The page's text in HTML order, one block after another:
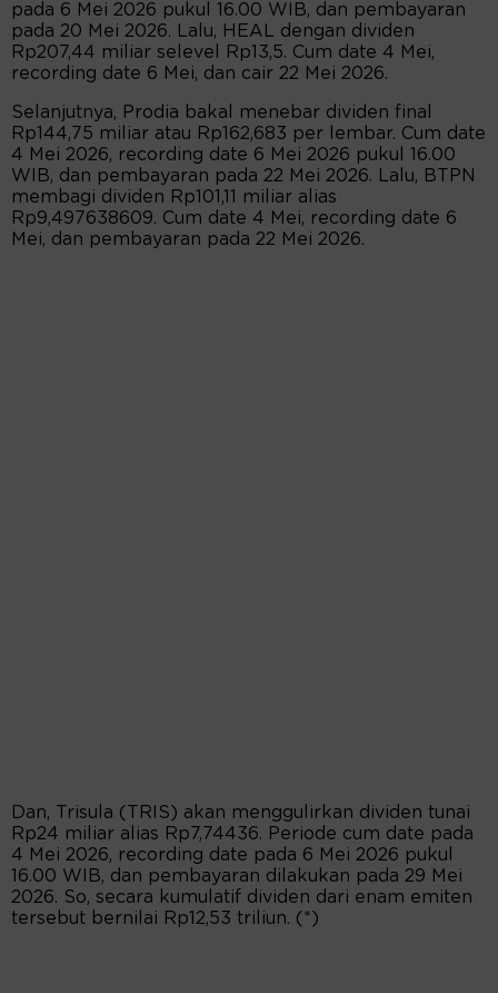
pada 6 Mei 2026 pukul 16.00 WIB, dan pembayaran
pada 20 Mei 2026. Lalu, HEAL dengan dividen
Rp207,44 miliar selevel Rp13,5. Cum date 4 Mei,
recording date 6 Mei, dan cair 22 Mei 2026.
Selanjutnya, Prodia bakal menebar dividen final
Rp144,75 miliar atau Rp162,683 per lembar. Cum date
4 Mei 2026, recording date 6 Mei 2026 pukul 16.00
WIB, dan pembayaran pada 22 Mei 2026. Lalu, BTPN
membagi dividen Rp101,11 miliar alias
Rp9,497638609. Cum date 4 Mei, recording date 6
Mei, dan pembayaran pada 22 Mei 2026.
Dan, Trisula (TRIS) akan menggulirkan dividen tunai
Rp24 miliar alias Rp7,74436. Periode cum date pada
4 Mei 2026, recording date pada 6 Mei 2026 pukul
16.00 WIB, dan pembayaran dilakukan pada 29 Mei
2026. So, secara kumulatif dividen dari enam emiten
tersebut bernilai Rp12,53 triliun. (*)